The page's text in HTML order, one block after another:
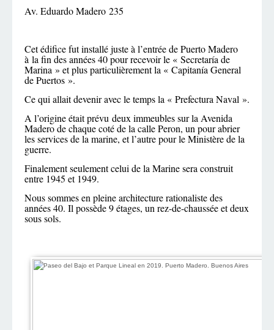
Av. Eduardo Madero 235
Cet édifice fut installé juste à l’entrée de Puerto Madero
à la fin des années 40 pour recevoir le « Secretaría de
Marina » et plus particulièrement la « Capitanía General
de Puertos ».
Ce qui allait devenir avec le temps la « Prefectura Naval ».
A l’origine était prévu deux immeubles sur la Avenida
Madero de chaque coté de la calle Peron, un pour abrier
les services de la marine, et l’autre pour le Ministère de la
guerre.
Finalement seulement celui de la Marine sera construit
entre 1945 et 1949.
Nous sommes en pleine architecture rationaliste des
années 40. Il possède 9 étages, un rez-de-chaussée et deux
sous sols.